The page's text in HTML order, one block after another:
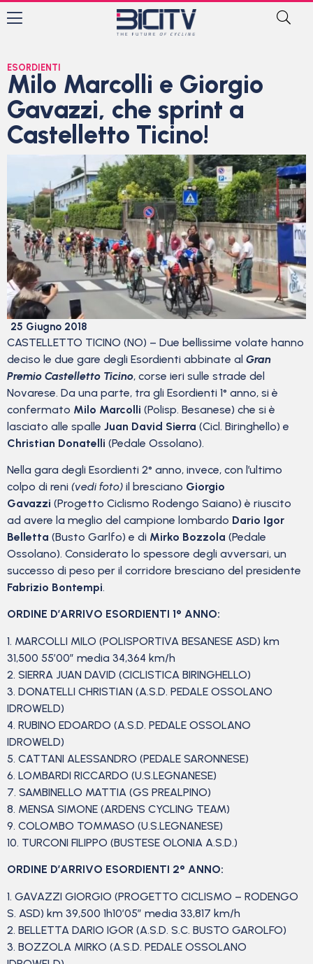
ESORDIENTI
Milo Marcolli e Giorgio
Gavazzi, che sprint a
Castelletto Ticino!
25 Giugno 2018
CASTELLETTO TICINO (NO) – Due bellissime volate hanno
deciso le due gare degli Esordienti abbinate al Gran
Premio Castelletto Ticino, corse ieri sulle strade del
Novarese. Da una parte, tra gli Esordienti 1° anno, si è
confermato Milo Marcolli (Polisp. Besanese) che si è
lasciato alle spalle Juan David Sierra (Cicl. Biringhello) e
Christian Donatelli (Pedale Ossolano).
Nella gara degli Esordienti 2° anno, invece, con l’ultimo
colpo di reni (vedi foto) il bresciano Giorgio
Gavazzi (Progetto Ciclismo Rodengo Saiano) è riuscito
ad avere la meglio del campione lombardo Dario Igor
Belletta (Busto Garlfo) e di Mirko Bozzola (Pedale
Ossolano). Considerato lo spessore degli avversari, un
successo di peso per il corridore bresciano del presidente
Fabrizio Bontempi.
ORDINE D’ARRIVO ESORDIENTI 1° ANNO:
1. MARCOLLI MILO (POLISPORTIVA BESANESE ASD) km
31,500 55’00” media 34,364 km/h
2. SIERRA JUAN DAVID (CICLISTICA BIRINGHELLO)
3. DONATELLI CHRISTIAN (A.S.D. PEDALE OSSOLANO
IDROWELD)
4. RUBINO EDOARDO (A.S.D. PEDALE OSSOLANO
IDROWELD)
5. CATTANI ALESSANDRO (PEDALE SARONNESE)
6. LOMBARDI RICCARDO (U.S.LEGNANESE)
7. SAMBINELLO MATTIA (GS PREALPINO)
8. MENSA SIMONE (ARDENS CYCLING TEAM)
9. COLOMBO TOMMASO (U.S.LEGNANESE)
10. TURCONI FILIPPO (BUSTESE OLONIA A.S.D.)
ORDINE D’ARRIVO ESORDIENTI 2° ANNO:
1. GAVAZZI GIORGIO (PROGETTO CICLISMO – RODENGO
S. ASD) km 39,500 1h10’05” media 33,817 km/h
2. BELLETTA DARIO IGOR (A.S.D. S.C. BUSTO GAROLFO)
3. BOZZOLA MIRKO (A.S.D. PEDALE OSSOLANO